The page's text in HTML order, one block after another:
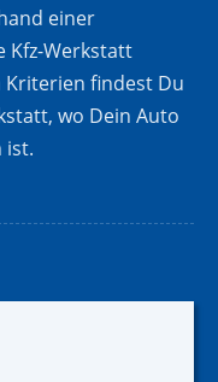
einer
Kfz-Werkstatt
Kriterien findest Du
wo Dein Auto
ist.